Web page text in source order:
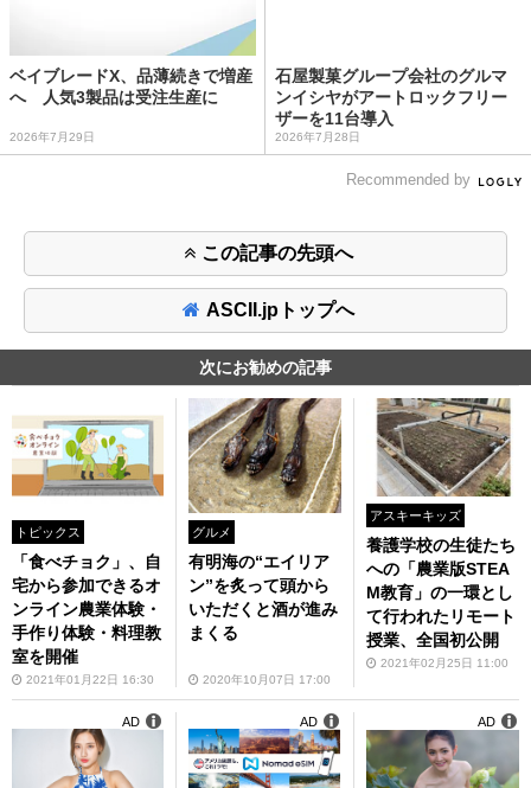
ベイブレードX、品薄続きで増産
へ 人気3製品は受注生産に
2026年7月29日
石屋製菓グループ会社のグルマ
ンイシヤがアートロックフリー
ザーを11台導入
2026年7月28日
Recommended by
この記事の先頭へ
ASCII.jpトップへ
次にお勧めの記事
トピックス
「食べチョク」、自
宅から参加できるオ
ンライン農業体験・
手作り体験・料理教
室を開催
2021年01月22日 16:30
グルメ
有明海の“エイリア
ン”を炙って頭から
いただくと酒が進み
まくる
2020年10月07日 17:00
アスキーキッズ
養護学校の生徒たち
への「農業版STEA
M教育」の一環とし
て行われたリモート
授業、全国初公開
2021年02月25日 11:00
AD AD AD